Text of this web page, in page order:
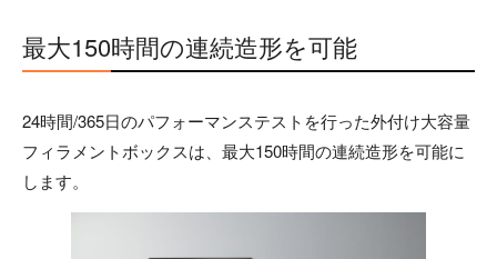
最大150時間の連続造形を可能
24時間/365日のパフォーマンステストを行った外付け大容量
フィラメントボックスは、最大150時間の連続造形を可能に
します。